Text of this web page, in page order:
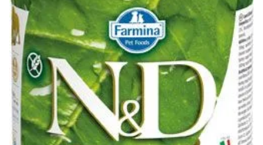
Klinika Veterix
777 319 516 (Po–Pá, 9–19h; So–Ne, 9–14h)
info@veterix.cz
E-shop Veterix
777 319 517 (Po–Pá, 8–15h)
eshop@veterix.cz